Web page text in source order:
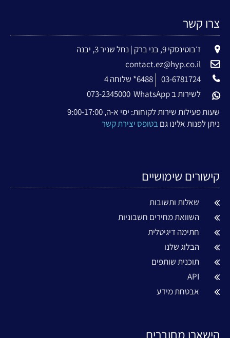
צרו קשר
ז׳בוטינסקי 9, בני ברק | נחל שניר 3, יבנה
contact.ez@hyp.co.il
03-6781724
6488* שלוחה 4
לשירות ב WhatsApp
073-2345000
שעות פעילות שירות לקוחות: ימי א-ה, 9:00-17:00
ניתן לפנות אלינו גםבטופס יצירת קשר
קישורים שימושיים
שאלות ותשובות
השוואת מחירים חשבוניות
חתימה דיגיטלית
הבלוג שלנו
תוכנית שותפים
API
אבטחת מידע
הישארו מחוברים